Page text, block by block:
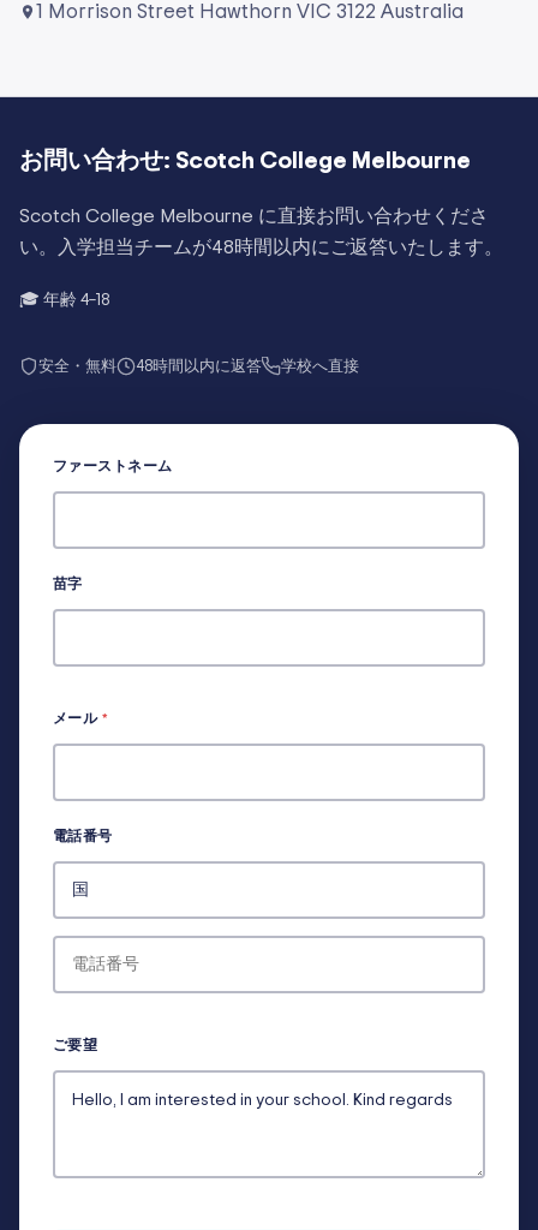
1 Morrison Street Hawthorn VIC 3122 Australia
お問い合わせ: Scotch College Melbourne
Scotch College Melbourne に直接お問い合わせくださ
い。入学担当チームが48時間以内にご返答いたします。
🎓 年齢 4–18
安全・無料 48時間以内に返答 学校へ直接
ファーストネーム
苗字
メール *
電話番号
ご要望